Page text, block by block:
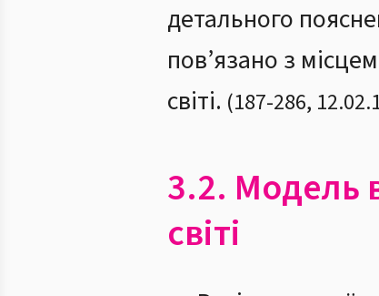
детального
пов’язано з
світі. (187-286,
3.2. Модель
світі